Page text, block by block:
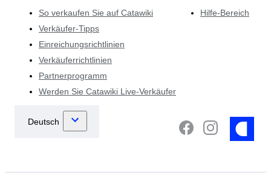
So verkaufen Sie auf Catawiki
Verkäufer-Tipps
Einreichungsrichtlinien
Verkäuferrichtlinien
Partnerprogramm
Werden Sie Catawiki Live-Verkäufer
Hilfe-Bereich